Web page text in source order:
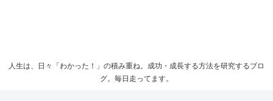
人生は、日々「わかった！」の積み重ね。成功・成長する方法を研究するブロ
グ。毎日走ってます。